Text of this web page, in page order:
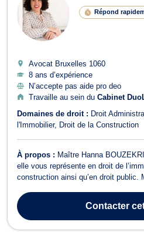
Répond
Avocat Bruxelles 1060
8 ans d’expérience
N’accepte pas aide pro deo
Travaille au sein du Cabinet
Domaines de droit : Droit
l'Immobilier
Droit de la Construction
À propos : Maître Hanna
elle vous représente en droit de
construction ainsi qu’en droit public.
Elle vous assiste dans la vente ou
accompagne tout ... Contacter